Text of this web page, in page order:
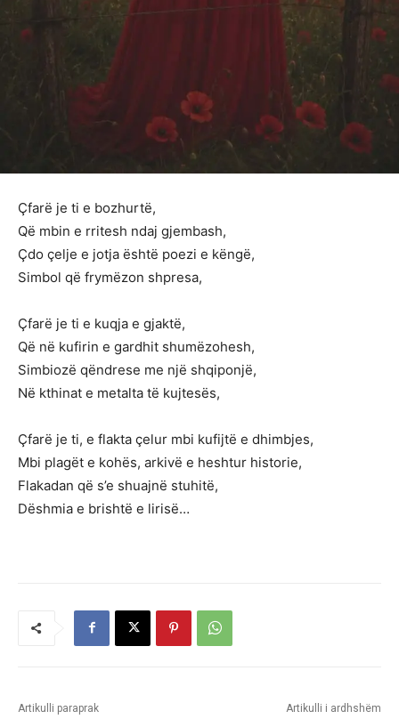
Çfarë je ti e bozhurtë,
Që mbin e rritesh ndaj gjembash,
Çdo çelje e jotja është poezi e këngë,
Simbol që frymëzon shpresa,
Çfarë je ti e kuqja e gjaktë,
Që në kufirin e gardhit shumëzohesh,
Simbiozë qëndrese me një shqiponjë,
Në kthinat e metalta të kujtesës,
Çfarë je ti, e flakta çelur mbi kufijtë e dhimbjes,
Mbi plagët e kohës, arkivë e heshtur historie,
Flakadan që s’e shuajnë stuhitë,
Dëshmia e brishtë e lirisë…
Artikulli paraprak Artikulli i ardhshëm